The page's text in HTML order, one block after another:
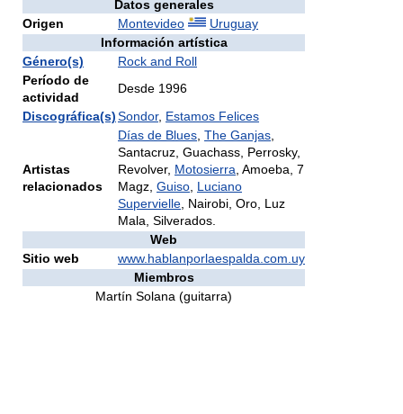
Datos generales
Origen
Montevideo
Uruguay
Información artística
Género(s)
Rock and Roll
Período de
actividad
Desde 1996
Discográfica(s)Sondor, Estamos Felices
Artistas
relacionados
Días de Blues The Ganjas
Santacruz, Guachass, Perrosky,
Revolver, Motosierra , Amoeba, 7
Magz, Guiso Luciano
Supervielle , Nairobi, Oro, Luz
Mala, Silverados.
Web
Sitio web
www.hablanporlaespalda.com.uy
Miembros
Martín Solana (guitarra)